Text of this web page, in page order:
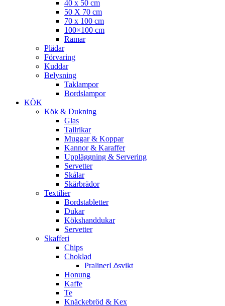
40 x 50 cm
50 X 70 cm
70 x 100 cm
100×100 cm
Ramar
Plädar
Förvaring
Kuddar
Belysning
Taklampor
Bordslampor
KÖK
Kök & Dukning
Glas
Tallrikar
Muggar & Koppar
Kannor & Karaffer
Uppläggning & Servering
Servetter
Skålar
Skärbrädor
Textilier
Bordstabletter
Dukar
Kökshanddukar
Servetter
Skafferi
Chips
Choklad
PralinerLösvikt
Honung
Kaffe
Te
Knäckebröd & Kex